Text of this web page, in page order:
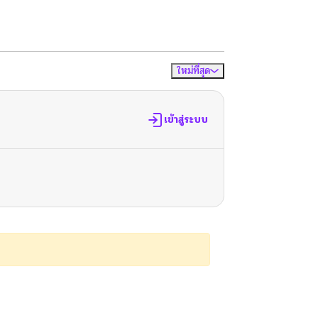
ใหม่ที่สุด
เข้าสู่ระบบ